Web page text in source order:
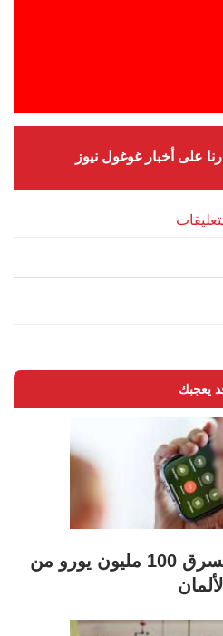
على أخبار غوغول نيوز
يعجبك
"مكالمات الصدمة" تسرق 100 مليون يورو من
الألمان